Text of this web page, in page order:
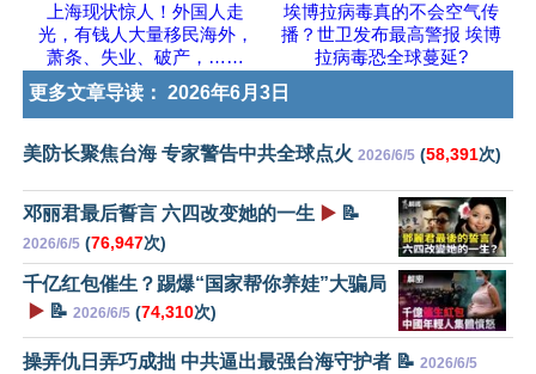
上海现状惊人！外国人走
光，有钱人大量移民海外，
萧条、失业、破产，……
埃博拉病毒真的不会空气传
播？世卫发布最高警报 埃博
拉病毒恐全球蔓延?
更多文章导读： 2026年6月3日
美防长聚焦台海 专家警告中共全球点火 2026/6/5 (58,391次)
邓丽君最后誓言 六四改变她的一生 ▶️ 📝
2026/6/5 (76,947次)
千亿红包催生？踢爆“国家帮你养娃”大骗局
▶️ 📝 2026/6/5 (74,310次)
操弄仇日弄巧成拙 中共逼出最强台海守护者 📝 2026/6/5